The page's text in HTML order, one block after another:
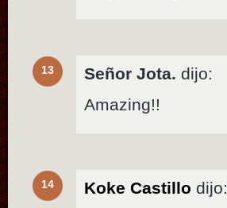
13 Señor Jota. dijo:
Amazing!!
14 Koke Castillo dijo: